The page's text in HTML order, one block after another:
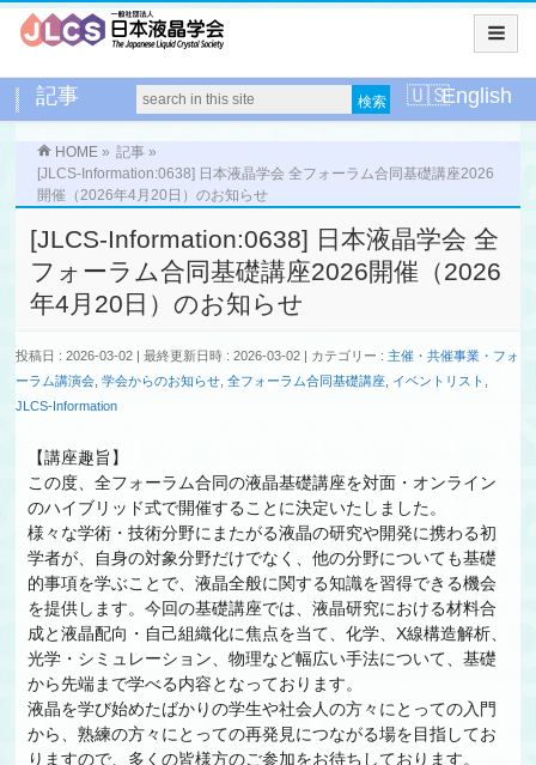
記事 English
HOME » 記事 »
[JLCS-Information:0638] 日本液晶学会 全フォーラム合同基礎講座2026
開催（2026年4月20日）のお知らせ
[JLCS-Information:0638] 日本液晶学会 全
フォーラム合同基礎講座2026開催（2026
年4月20日）のお知らせ
投稿日 : 2026-03-02 最終更新日時 : 2026-03-02 カテゴリー :主催・共催事業・フォ
ーラム講演会 ,学会からのお知らせ ,全フォーラム合同基礎講座 イベントリスト
JLCS-Information
【講座趣旨】
この度、全フォーラム合同の液晶基礎講座を対面・オンライン
のハイブリッド式で開催することに決定いたしました。
様々な学術・技術分野にまたがる液晶の研究や開発に携わる初
学者が、自身の対象分野だけでなく、他の分野についても基礎
的事項を学ぶことで、液晶全般に関する知識を習得できる機会
を提供します。今回の基礎講座では、液晶研究における材料合
成と液晶配向・自己組織化に焦点を当て、化学、X線構造解析、
光学・シミュレーション、物理など幅広い手法について、基礎
から先端まで学べる内容となっております。
液晶を学び始めたばかりの学生や社会人の方々にとっての入門
から、熟練の方々にとっての再発見につながる場を目指してお
りますので、多くの皆様方のご参加をお待ちしております。